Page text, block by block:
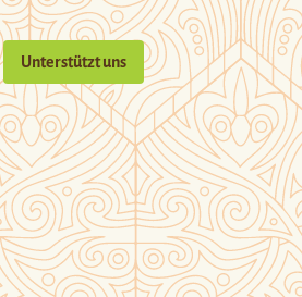
Unterstützt uns